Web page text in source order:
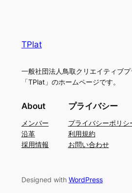
TPlat
一般社団法人鳥取クリエイティブ
「TPlat」のホームページです。
About
メンバー
沿革
採用情報
プライバシー
プライバシーポリシ
利用規約
お問い合わせ
Designed with WordPress